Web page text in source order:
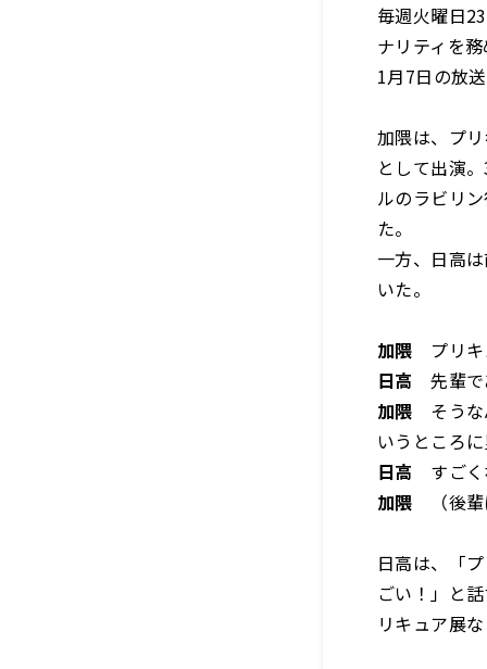
毎週火曜日
ナリティを
1月7日の放
加隈は、プ
として出演
ルのラビリ
た。
一方、日高
いた。
加隈 プリキ
日高 先輩
加隈 そうな
いうところ
日高 すごく
加隈 （後輩
日高は、「
ごい！」と
リキュア展